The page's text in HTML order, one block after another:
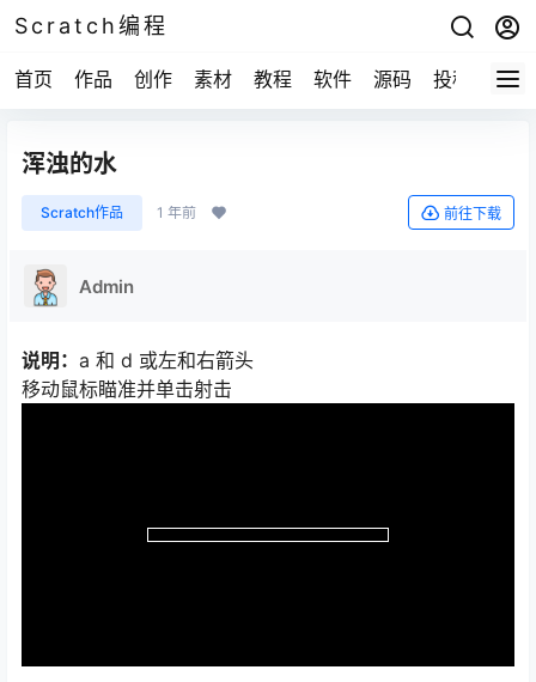
Scratch编程
首页 作品 创作 素材 教程 软件 源码 投稿 关于
浑浊的水
Scratch作品 1 年前 前往下载
Admin
说明： a 和 d 或左和右箭头
移动鼠标瞄准并单击射击